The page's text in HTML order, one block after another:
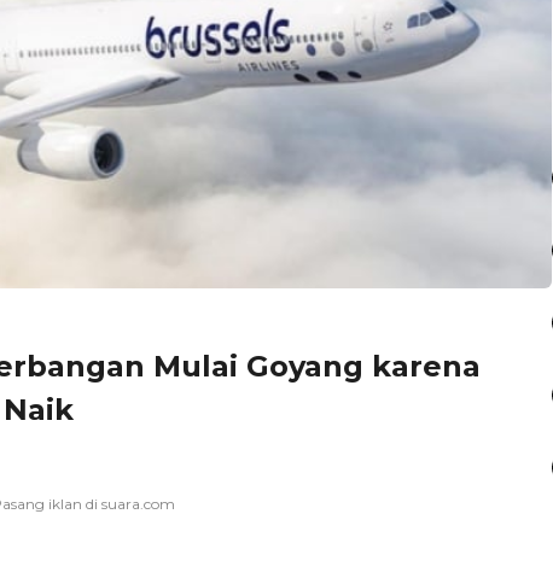
Mulai Goyang karena